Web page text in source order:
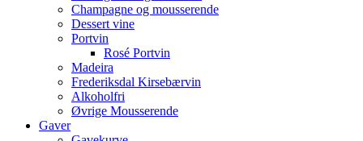
Champagne og mousserende
Dessert vine
Portvin
Rosé Portvin
Madeira
Frederiksdal Kirsebærvin
Alkoholfri
Øvrige Mousserende
Gaver